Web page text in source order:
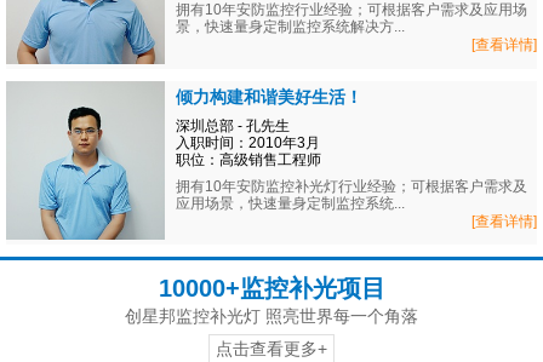
拥有10年安防监控行业经验；可根据客户需求及应用场
景，快速量身定制监控系统解决方...
[查看详情]
倾力构建和谐美好生活！
深圳总部 - 孔先生
入职时间：2010年3月
职位：高级销售工程师
拥有10年安防监控补光灯行业经验；可根据客户需求及
应用场景，快速量身定制监控系统...
[查看详情]
10000+监控补光项目
创星邦监控补光灯 照亮世界每一个角落
点击查看更多+